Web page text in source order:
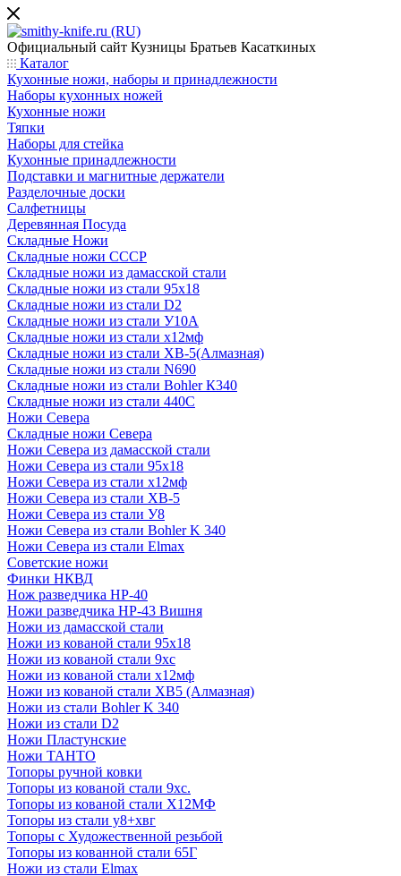
Официальный сайт Кузницы Братьев Касаткиных
Каталог
Кухонные ножи, наборы и принадлежности
Наборы кухонных ножей
Кухонные ножи
Тяпки
Наборы для стейка
Кухонные принадлежности
Подставки и магнитные держатели
Разделочные доски
Салфетницы
Деревянная Посуда
Складные Ножи
Cкладные ножи СССР
Складные ножи из дамасской стали
Складные ножи из стали 95х18
Складные ножи из стали D2
Складные ножи из стали У10А
Складные ножи из стали х12мф
Складные ножи из стали ХВ-5(Алмазная)
Складные ножи из стали N690
Складные ножи из стали Bohler К340
Складные ножи из стали 440С
Ножи Севера
Складные ножи Севера
Ножи Севера из дамасской стали
Ножи Севера из стали 95х18
Ножи Севера из стали х12мф
Ножи Севера из стали ХВ-5
Ножи Севера из стали У8
Ножи Севера из стали Bohler K 340
Ножи Севера из стали Elmax
Советские ножи
Финки НКВД
Нож разведчика НР-40
Ножи разведчика НР-43 Вишня
Ножи из дамасской стали
Ножи из кованой стали 95х18
Ножи из кованой стали 9хс
Ножи из кованой стали х12мф
Ножи из кованой стали ХВ5 (Алмазная)
Ножи из стали Bohler K 340
Ножи из стали D2
Ножи Пластунские
Ножи ТАНТО
Топоры ручной ковки
Топоры из кованой стали 9хс.
Топоры из кованой стали Х12МФ
Топоры из стали у8+хвг
Топоры с Художественной резьбой
Топоры из кованной стали 65Г
Ножи из стали Elmax